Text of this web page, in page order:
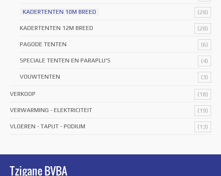
KADERTENTEN 10M BREED (28)
KADERTENTEN 12M BREED (28)
PAGODE TENTEN (6)
SPECIALE TENTEN EN PARAPLU'S (4)
VOUWTENTEN (3)
VERKOOP (18)
VERWARMING - ELEKTRICITEIT (19)
VLOEREN - TAPIJT - PODIUM (13)
Tzigane BVBA